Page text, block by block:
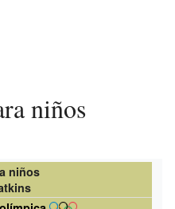
niños
niños